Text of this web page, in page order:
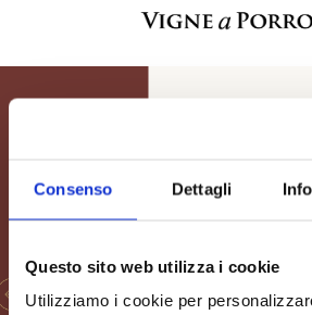
Consenso Dettagli
Questo sito web utilizza i cookie
Utilizziamo i cookie per
D.O.C.G.